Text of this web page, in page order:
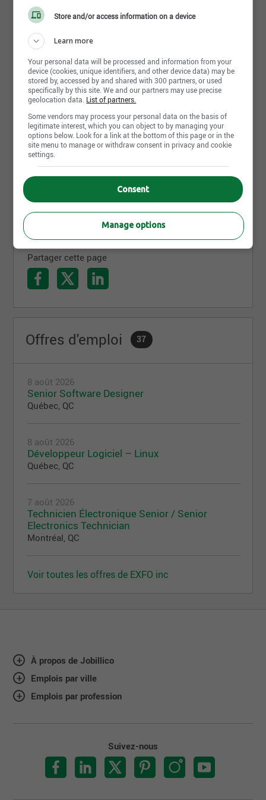
qualité, nous offrons à tous nos clients, des grands
opérateurs de réseaux aux petites entreprises
d’installation, une plus grande tranquillité d’esprit et
une expérience utilisateur supérieure quant à nos
produits.
Créé en 1998 par le QuEST Forum, la norme TL 9000
est un système de gestion de la qualité axé sur les
exigences de la chaîne d’approvisionnement de
l’industrie mondiale des télécoms en matière de
conception, de développement, de production, de
livraison et de service. La norme TL 9000 apporte
une valeur et des bénéfices concrets à tous les
intervenants (acheteurs, fournisseurs d’équipement,
fournisseurs de services) en définissant un
ensemble constant de paramètres de qualité en
fonction de l’évolution rapide de la technologie et
des besoins des clients.
Partager cette page
Offres d'emploi 37
8 août 2026
Senior Software Designer
Québec, QC
8 août 2026
Développeur Logiciel – Linux
Québec, QC
7 août 2026
Technicien Électronique Senior / Senior
Electronics Technician
Montréal, QC
Voir toutes les offres de EXFO inc
À propos de Jobillico
Emplois par ville
Emplois par profession
Suivez-nous
Store and/or access information on a device
Learn more
Your personal data will be processed and information from your
device (cookies, unique identifiers, and other device data) may be
stored by, accessed by and shared with 300 partners, or used
specifically by this site. We and our partners may use precise
geolocation data. List of partners.
Some vendors may process your personal data on the basis of
legitimate interest, which you can object to by managing your
options below. Look for a link at the bottom of this page or in the
site menu to manage or withdraw consent in privacy and cookie
settings.
Consent
Manage options